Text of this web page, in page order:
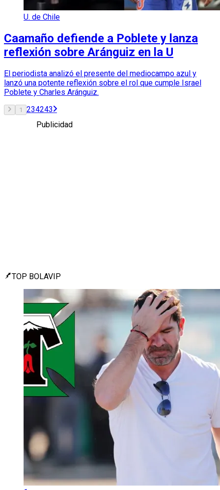
U. de Chile
Caamaño defiende a Poblete y lanza
reflexión sobre Aránguiz en la U
El periodista analizó el presente del mediocampo azul y
lanzó una potente reflexión sobre el rol que cumple Israel
Poblete y Charles Aránguiz.
1 234243
Publicidad
TOP BOLAVIP